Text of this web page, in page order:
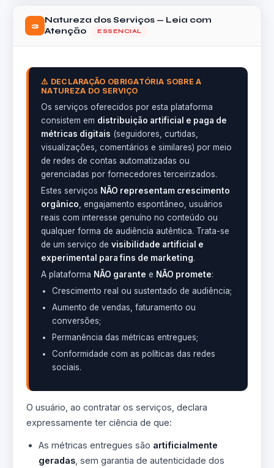
3
Natureza dos Serviços — Leia com
Atenção
ESSENCIAL
⚠️ DECLARAÇÃO OBRIGATÓRIA SOBRE A
NATUREZA DO SERVIÇO
Os serviços oferecidos por esta plataforma
consistem em distribuição artificial e paga de
métricas digitais (seguidores, curtidas,
visualizações, comentários e similares) por meio
de redes de contas automatizadas ou
gerenciadas por fornecedores terceirizados.
Estes serviços NÃO representam crescimento
orgânico , engajamento espontâneo, usuários
reais com interesse genuíno no conteúdo ou
qualquer forma de audiência autêntica. Trata-se
de um serviço de visibilidade artificial e
experimental para fins de marketing.
A plataforma NÃO garante e NÃO promete:
Crescimento real ou sustentado de audiência;
Aumento de vendas, faturamento ou
conversões;
Permanência das métricas entregues;
Conformidade com as políticas das redes
sociais.
O usuário, ao contratar os serviços, declara
expressamente ter ciência de que:
As métricas entregues são artificialmente
geradas , sem garantia de autenticidade dos